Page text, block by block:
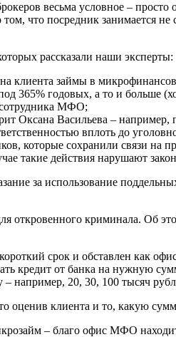
весьма условное –
что посредник занимается не
рассказали наши эксперты:
клиента займы в
365% годовых, а то и больше
сотрудника МФО;
Оксана Васильева –
вплоть до
которые сохранили связи на
такие действия нарушают
за использование
откровенного криминала. Об
срок и обставлен как
кредит от банка на нужную
например, 20, 30, 100 тысяч
оценив клиента и то, какую
– благо офис МФО